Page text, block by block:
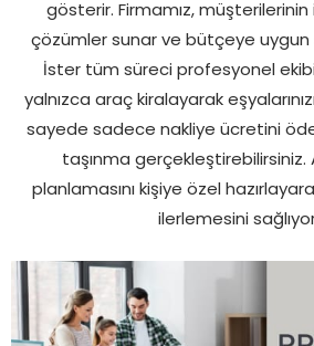
gösterir. Firmamız,
çözümler sunar ve bütçeye uygun
İster tüm süreci profesyonel
yalnızca araç kiralayarak
sayede sadece nakliye ücretini
taşınma gerçekleştirebilirsiniz.
planlamasını kişiye özel
ilerlemesini